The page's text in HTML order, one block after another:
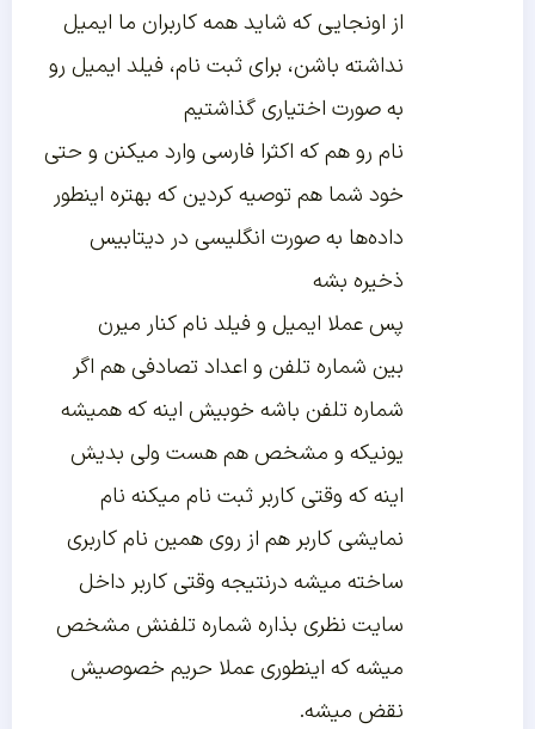
از اونجایی که شاید همه کاربران ما ایمیل
نداشته باشن، برای ثبت نام، فیلد ایمیل رو
به صورت اختیاری گذاشتیم
نام رو هم که اکثرا فارسی وارد میکنن و حتی
خود شما هم توصیه کردین که بهتره اینطور
داده‌ها به صورت انگلیسی در دیتابیس
ذخیره بشه
پس عملا ایمیل و فیلد نام کنار میرن
بین شماره تلفن و اعداد تصادفی هم اگر
شماره تلفن باشه خوبیش اینه که همیشه
یونیکه و مشخص هم هست ولی بدیش
اینه که وقتی کاربر ثبت نام میکنه نام
نمایشی کاربر هم از روی همین نام کاربری
ساخته میشه درنتیجه وقتی کاربر داخل
سایت نظری بذاره شماره تلفنش مشخص
میشه که اینطوری عملا حریم خصوصیش
نقض میشه.